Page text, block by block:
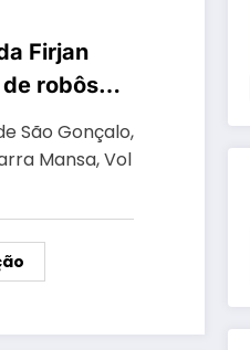
Firjan
robôs
outros
São Gonçalo,
Mansa, Vol